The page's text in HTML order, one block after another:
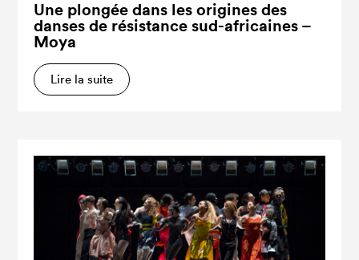
Une plongée dans les origines des
danses de résistance sud-africaines –
Moya
Lire la suite